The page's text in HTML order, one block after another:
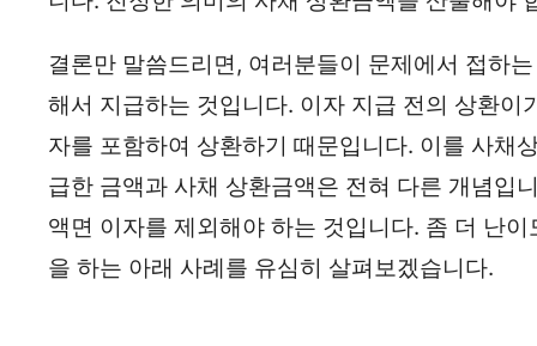
결론만 말씀드리면, 여러분들이 문제에서 접하
해서 지급하는 것입니다. 이자 지급 전의 상환
자를 포함하여 상환하기 때문입니다. 이를 사채
급한 금액과 사채 상환금액은 전혀 다른 개념입
액면 이자를 제외해야 하는 것입니다. 좀 더 난
을 하는 아래 사례를 유심히 살펴보겠습니다.